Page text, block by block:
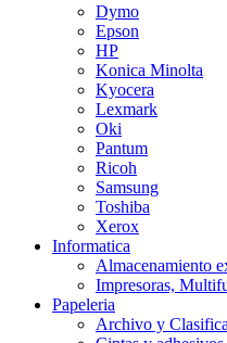
Dymo
Epson
HP
Konica Minolta
Kyocera
Lexmark
Oki
Pantum
Ricoh
Samsung
Toshiba
Xerox
Informatica
Almacenamiento
Impresoras,
Papeleria
Archivo y